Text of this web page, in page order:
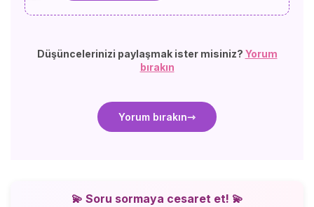
Düşüncelerinizi paylaşmak ister misiniz? Yorum
bırakın
Yorum bırakın
💫 Soru sormaya cesaret et! 💫